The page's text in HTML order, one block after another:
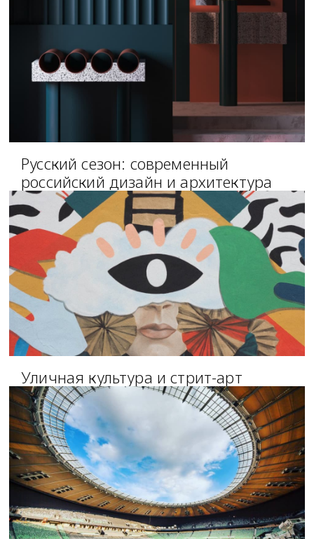
Русский сезон: современный
российский дизайн и архитектура
Уличная культура и стрит-арт